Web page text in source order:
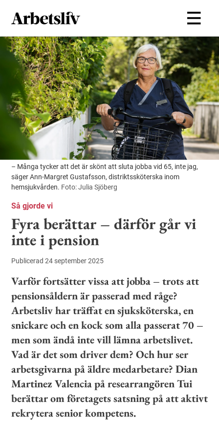
Hoppa till huvudinnehållet
– Många tycker att det är skönt att sluta jobba vid 65, inte jag,
säger Ann-Margret Gustafsson, distriktssköterska inom
hemsjukvården. Foto: Julia Sjöberg
Så gjorde vi
Fyra berättar – därför går vi
inte i pension
Publicerad 24 september 2025
Varför fortsätter vissa att jobba – trots att
pensionsåldern är passerad med råge?
Arbetsliv har träffat en sjuksköterska, en
snickare och en kock som alla passerat 70 –
men som ändå inte vill lämna arbetslivet.
Vad är det som driver dem? Och hur ser
arbetsgivarna på äldre medarbetare? Dian
Martinez Valencia på researrangören Tui
berättar om företagets satsning på att aktivt
rekrytera senior kompetens.